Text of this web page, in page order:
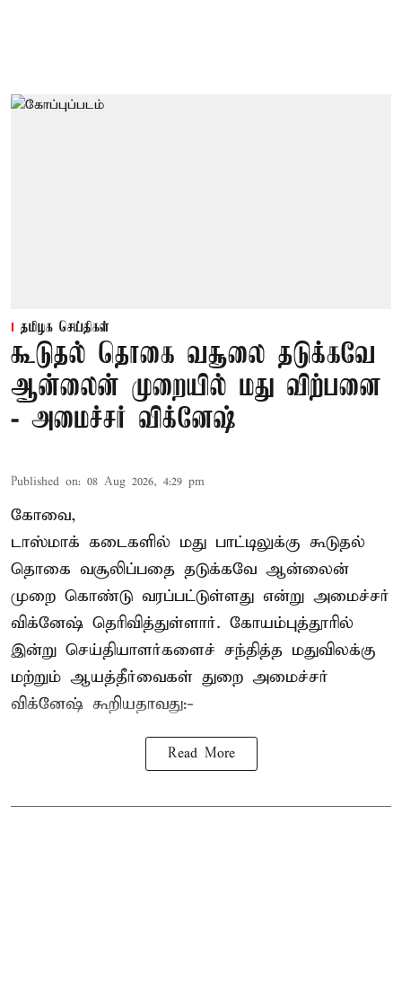
தமிழக செய்திகள்
கூடுதல் தொகை வசூலை தடுக்கவே
ஆன்லைன் முறையில் மது விற்பனை
- அமைச்சர் விக்னேஷ்
Published on: 08 Aug 2026, 4:29 pm
கோவை,
டாஸ்மாக் கடைகளில் மது பாட்டிலுக்கு கூடுதல்
தொகை வசூலிப்பதை தடுக்கவே ஆன்லைன்
முறை கொண்டு வரப்பட்டுள்ளது என்று அமைச்சர்
விக்னேஷ் தெரிவித்துள்ளார். கோயம்புத்தூரில்
இன்று செய்தியாளர்களைச் சந்தித்த மதுவிலக்கு
மற்றும் ஆயத்தீர்வைகள் துறை அமைச்சர்
விக்னேஷ் கூறியதாவது:-
Read More